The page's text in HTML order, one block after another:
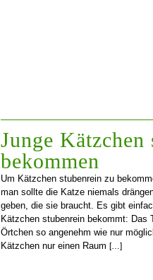
Junge Kätzchen
bekommen
Um Kätzchen stubenrein zu
man sollte die Katze niemals
geben, die sie braucht. Es gibt
Kätzchen stubenrein bekommt: Das
Örtchen so angenehm wie nur
Kätzchen nur einen Raum […]